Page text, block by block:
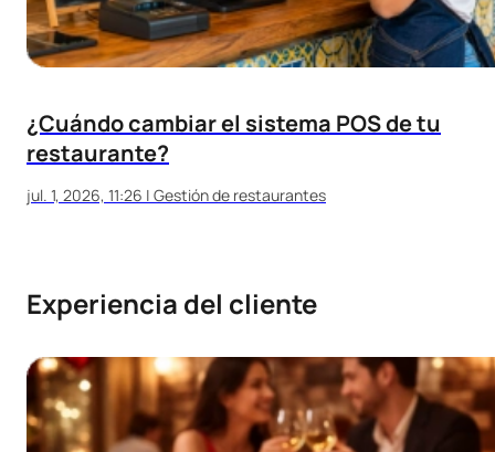
¿Cuándo cambiar el sistema POS de tu
restaurante?
jul. 1, 2026, 11:26 | Gestión de restaurantes
Experiencia del cliente